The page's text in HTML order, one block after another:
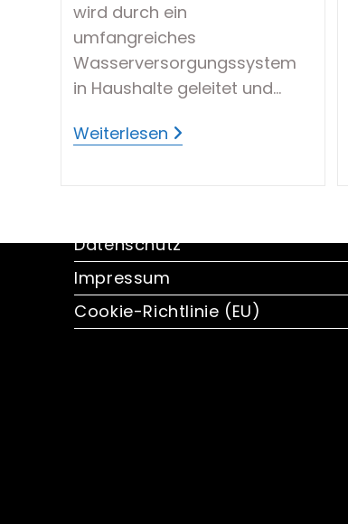
wird durch ein
umfangreiches
Wasserversorgungssystem
in Haushalte geleitet und…
WeiterlesenLeitungswasser Filtern
–
Datenschutz
Impressum
Cookie-Richtlinie (EU)